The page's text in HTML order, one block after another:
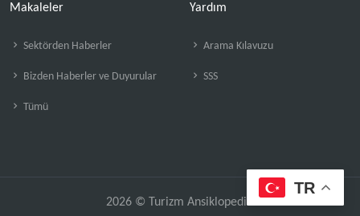
Makaleler
Sektörden Haberler
Bizden Haberler ve Duyurular
Tümü
Yardım
Arama Kılavuzu
SSS
2026 © Turizm Ansiklopedisi
TR